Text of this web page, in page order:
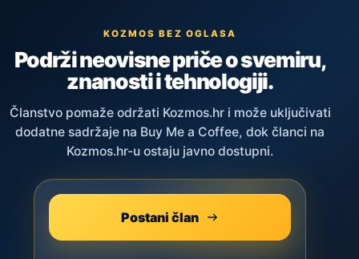
KOZMOS BEZ OGLASA
Podrži neovisne priče o svemiru,
znanosti i tehnologiji.
Članstvo pomaže održati Kozmos.hr i može uključivati
dodatne sadržaje na Buy Me a Coffee, dok članci na
Kozmos.hr-u ostaju javno dostupni.
Postani član